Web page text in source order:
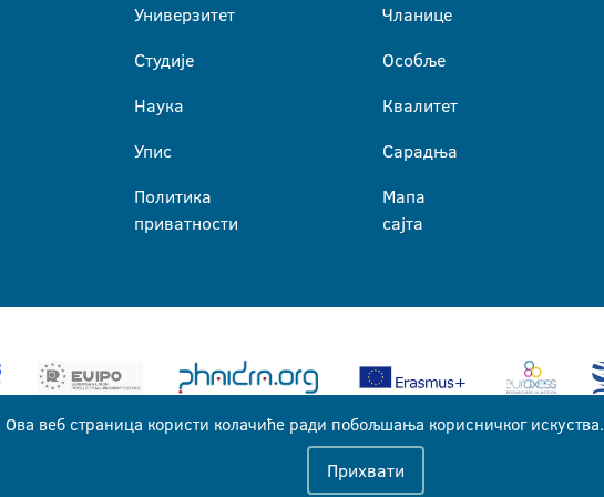
Универзитет
Студије
Наука
Упис
Политика
приватности
Чланице
Особље
Квалитет
Сарадња
Мапа
сајта
Универзитет у Бањој Луци © 2026
Сва права задржана
Ова веб страница користи колачиће ради побољшања корисничког искуства.
Прихвати